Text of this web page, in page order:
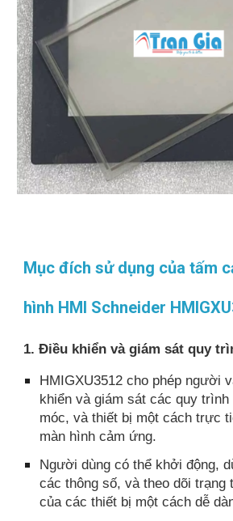
Mục đích sử dụng của tấm
hình HMI Schneider
1. Điều khiển và giám sát quy
HMIGXU3512 cho phép người
khiển và giám sát các quy
móc, và thiết bị một cách trực
màn hình cảm ứng.
Người dùng có thể khởi động,
các thông số, và theo dõi trạng
của các thiết bị một cách dễ